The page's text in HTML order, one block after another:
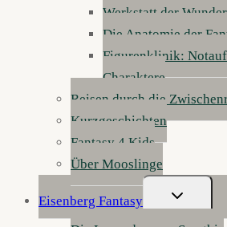
Werkstatt der
Die Anatomie der
Figurenklinik:
Charaktere
Reisen durch die
Kurzgeschichten
Fantasy 4 Kids
Über Mooslinge
Eisenberg Fantasy
Untermenü